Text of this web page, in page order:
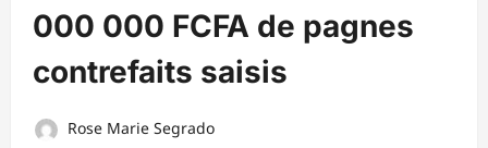
000 000 FCFA de pagnes
contrefaits saisis
Rose Marie Segrado